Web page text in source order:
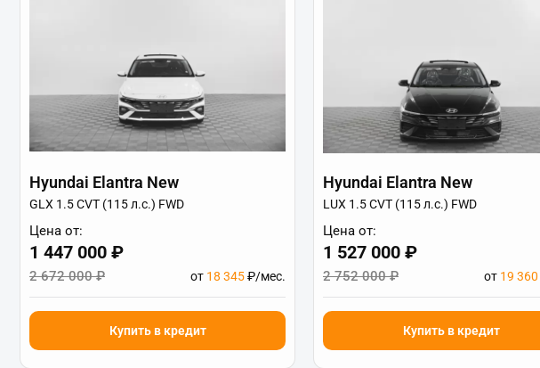
Hyundai Elantra New
GLX 1.5 CVT (115 л.с.) FWD
Цена от:
1 447 000 ₽
2 672 000 ₽ от 18 345₽/мес.
Купить в кредит
Hyundai Elantra New
LUX 1.5 CVT (115 л.с.) FWD
Цена от:
1 527 000 ₽
2 752 000 ₽ от 19 360
Купить в кредит